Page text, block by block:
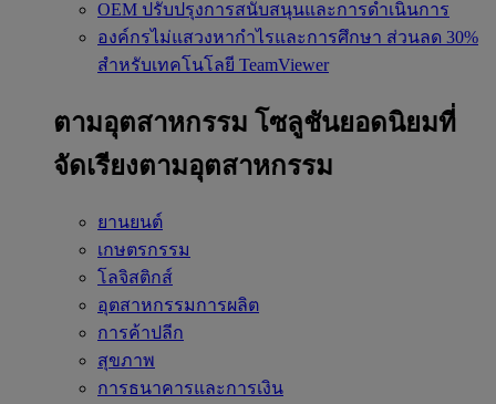
OEM ปรับปรุงการสนับสนุนและการดำเนินการ
องค์กรไม่แสวงหากำไรและการศึกษา ส่วนลด 30%
สำหรับเทคโนโลยี TeamViewer
ตามอุตสาหกรรม โซลูชันยอดนิยมที่
จัดเรียงตามอุตสาหกรรม
ยานยนต์
เกษตรกรรม
โลจิสติกส์
อุตสาหกรรมการผลิต
การค้าปลีก
สุขภาพ
การธนาคารและการเงิน